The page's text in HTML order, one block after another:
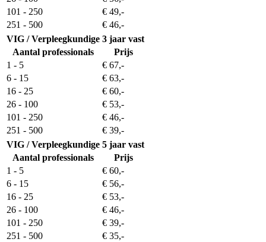
101 - 250
€ 49,-
251 - 500
€ 46,-
VIG / Verpleegkundige 3 jaar vast
Aantal professionals
Prijs
1 - 5
€ 67,-
6 - 15
€ 63,-
16 - 25
€ 60,-
26 - 100
€ 53,-
101 - 250
€ 46,-
251 - 500
€ 39,-
VIG / Verpleegkundige 5 jaar vast
Aantal professionals
Prijs
1 - 5
€ 60,-
6 - 15
€ 56,-
16 - 25
€ 53,-
26 - 100
€ 46,-
101 - 250
€ 39,-
251 - 500
€ 35,-